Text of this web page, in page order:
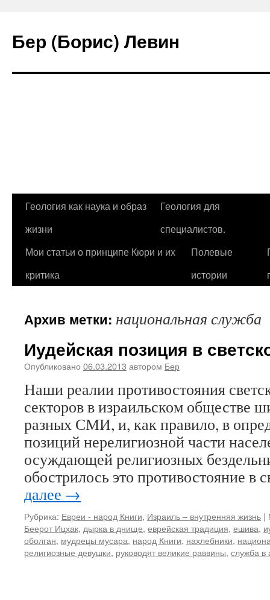
Бер (Борис) Левин
Перейти
содержимому
Геология как наука и образ
жизни
Геология для
специалистов.
Мои статьи о принципе Кюри и их
критика
Полевые
истории
Архив метки: национальная служба
Иудейская позиция в
Опубликовано 06.03.2013 автором Бер
Наши реалии противостояния
секторов в израильском обществе
разных СМИ, и, как правило, в
позиций нерелигиозной части
осуждающей религиозных
обострилось это противостояние в
далее →
Рубрика: Евреи - народ Книги, Израиль – внутренняя жизнь |
Беерот Ицхак, дырка в днище, еврейская традиция, ешива,
оболган, мудрецы мусара, народ Книги, нахлебники,
религиозные девушки, руководят великие раввины, служба в